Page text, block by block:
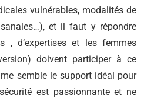
vulnérables, modalités de
et il faut y répondre
, d’expertises et les femmes
doivent participer à ce
semble le support idéal pour
est passionnante et ne